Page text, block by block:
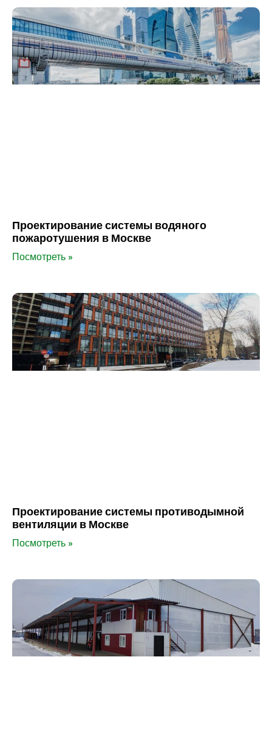
Проектирование системы водяного
пожаротушения в Москве
Посмотреть »
Проектирование системы противодымной
вентиляции в Москве
Посмотреть »